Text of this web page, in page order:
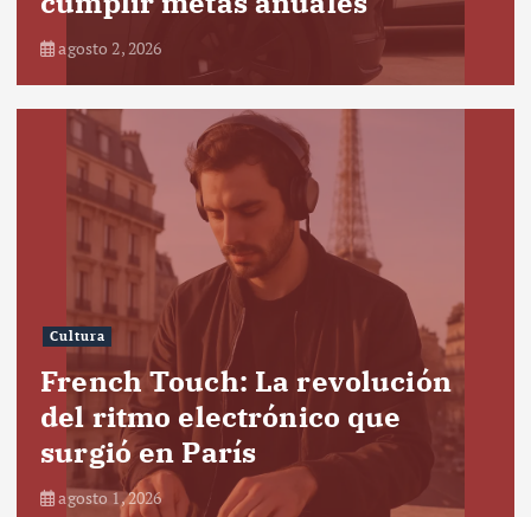
agosto 2, 2026
Cultura
French Touch: La revolución
del ritmo electrónico que
surgió en París
agosto 1, 2026